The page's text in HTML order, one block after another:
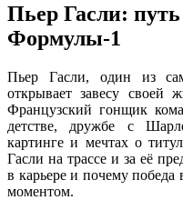
Пьер Гасли:
Формулы-1
Пьер Гасли, один из
открывает завесу своей
Французский гонщик
детстве, дружбе с
картинге и мечтах о
Гасли на трассе и за её
в карьере и почему
моментом.